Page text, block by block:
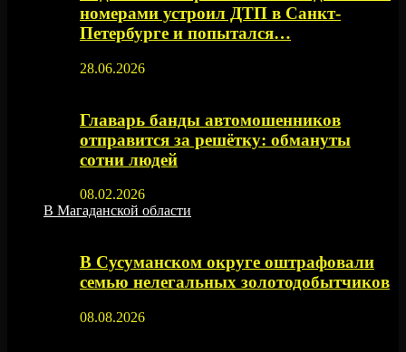
номерами устроил ДТП в Санкт-
Петербурге и попытался…
28.06.2026
Главарь банды автомошенников
отправится за решётку: обмануты
сотни людей
08.02.2026
В Магаданской области
В Сусуманском округе оштрафовали
семью нелегальных золотодобытчиков
08.08.2026